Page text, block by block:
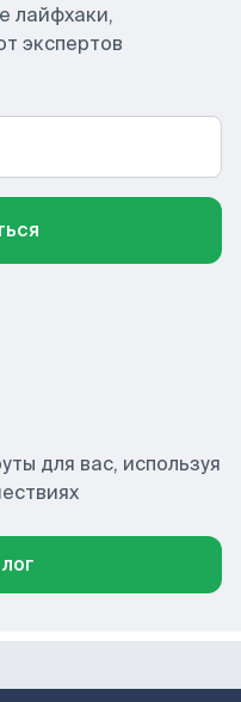
лайфхаки,
экспертов
для вас, используя